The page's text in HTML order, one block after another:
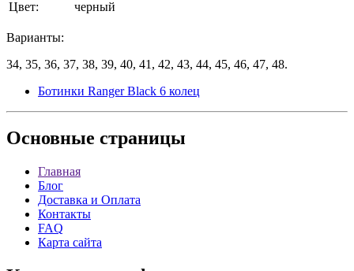
Цвет:
черный
Варианты:
34, 35, 36, 37, 38, 39, 40, 41, 42, 43, 44, 45, 46, 47, 48.
Ботинки Ranger Black 6 колец
Основные страницы
Главная
Блог
Доставка и Оплата
Контакты
FAQ
Карта сайта